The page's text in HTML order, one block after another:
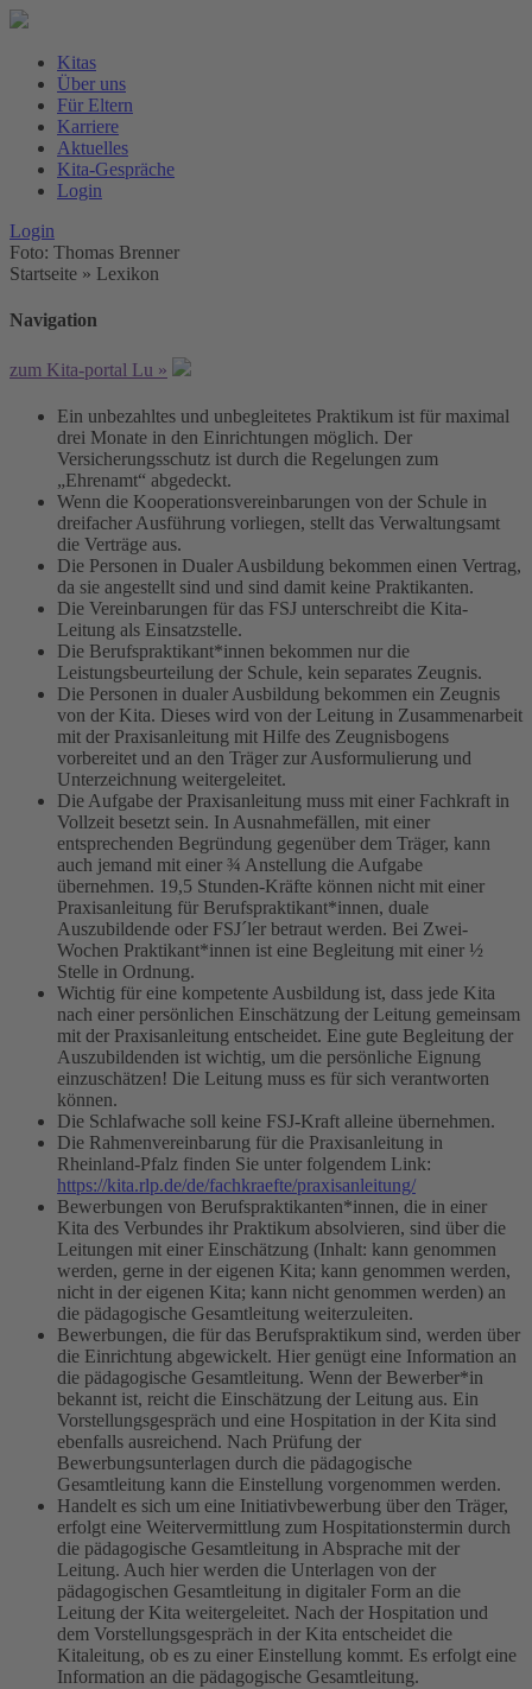
Kitas
Über uns
Für Eltern
Karriere
Aktuelles
Kita-Gespräche
Login
Login
Foto: Thomas Brenner
Startseite » Lexikon
Navigation
zum Kita-portal Lu »
Ein unbezahltes und unbegleitetes Praktikum ist für maximal
drei Monate in den Einrichtungen möglich. Der
Versicherungsschutz ist durch die Regelungen zum
„Ehrenamt“ abgedeckt.
Wenn die Kooperationsvereinbarungen von der Schule in
dreifacher Ausführung vorliegen, stellt das Verwaltungsamt
die Verträge aus.
Die Personen in Dualer Ausbildung bekommen einen Vertrag,
da sie angestellt sind und sind damit keine Praktikanten.
Die Vereinbarungen für das FSJ unterschreibt die Kita-
Leitung als Einsatzstelle.
Die Berufspraktikant*innen bekommen nur die
Leistungsbeurteilung der Schule, kein separates Zeugnis.
Die Personen in dualer Ausbildung bekommen ein Zeugnis
von der Kita. Dieses wird von der Leitung in Zusammenarbeit
mit der Praxisanleitung mit Hilfe des Zeugnisbogens
vorbereitet und an den Träger zur Ausformulierung und
Unterzeichnung weitergeleitet.
Die Aufgabe der Praxisanleitung muss mit einer Fachkraft in
Vollzeit besetzt sein. In Ausnahmefällen, mit einer
entsprechenden Begründung gegenüber dem Träger, kann
auch jemand mit einer ¾ Anstellung die Aufgabe
übernehmen. 19,5 Stunden-Kräfte können nicht mit einer
Praxisanleitung für Berufspraktikant*innen, duale
Auszubildende oder FSJ´ler betraut werden. Bei Zwei-
Wochen Praktikant*innen ist eine Begleitung mit einer ½
Stelle in Ordnung.
Wichtig für eine kompetente Ausbildung ist, dass jede Kita
nach einer persönlichen Einschätzung der Leitung gemeinsam
mit der Praxisanleitung entscheidet. Eine gute Begleitung der
Auszubildenden ist wichtig, um die persönliche Eignung
einzuschätzen! Die Leitung muss es für sich verantworten
können.
Die Schlafwache soll keine FSJ-Kraft alleine übernehmen.
Die Rahmenvereinbarung für die Praxisanleitung in
Rheinland-Pfalz finden Sie unter folgendem Link:
https://kita.rlp.de/de/fachkraefte/praxisanleitung/
Bewerbungen von Berufspraktikanten*innen, die in einer
Kita des Verbundes ihr Praktikum absolvieren, sind über die
Leitungen mit einer Einschätzung (Inhalt: kann genommen
werden, gerne in der eigenen Kita; kann genommen werden,
nicht in der eigenen Kita; kann nicht genommen werden) an
die pädagogische Gesamtleitung weiterzuleiten.
Bewerbungen, die für das Berufspraktikum sind, werden über
die Einrichtung abgewickelt. Hier genügt eine Information an
die pädagogische Gesamtleitung. Wenn der Bewerber*in
bekannt ist, reicht die Einschätzung der Leitung aus. Ein
Vorstellungsgespräch und eine Hospitation in der Kita sind
ebenfalls ausreichend. Nach Prüfung der
Bewerbungsunterlagen durch die pädagogische
Gesamtleitung kann die Einstellung vorgenommen werden.
Handelt es sich um eine Initiativbewerbung über den Träger,
erfolgt eine Weitervermittlung zum Hospitationstermin durch
die pädagogische Gesamtleitung in Absprache mit der
Leitung. Auch hier werden die Unterlagen von der
pädagogischen Gesamtleitung in digitaler Form an die
Leitung der Kita weitergeleitet. Nach der Hospitation und
dem Vorstellungsgespräch in der Kita entscheidet die
Kitaleitung, ob es zu einer Einstellung kommt. Es erfolgt eine
Information an die pädagogische Gesamtleitung.